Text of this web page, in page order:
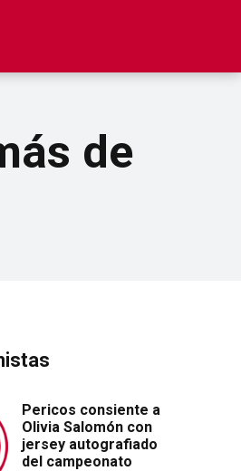
de
Pericos consiente a
Olivia Salomón con
jersey autografiado
del campeonato